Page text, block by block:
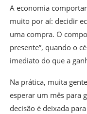
A economia
muito por aí: decidir
uma compra. O
presente”, quando o
imediato do que a
Na prática, muita
esperar um mês para
decisão é deixada